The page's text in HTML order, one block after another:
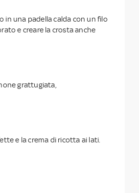
in una padella calda con un filo
e creare la crosta anche
grattugiata,
e la crema di ricotta ai lati.